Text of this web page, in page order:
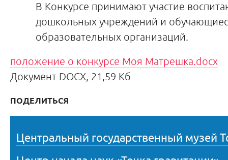
В Конкурсе принимают участие
дошкольных учреждений и
образовательных организаций.
положение о конкурсе Моя Матрешка.docx
Документ DOCX, 21,59 Кб
ПОДЕЛИТЬСЯ
Центральный государственный музей